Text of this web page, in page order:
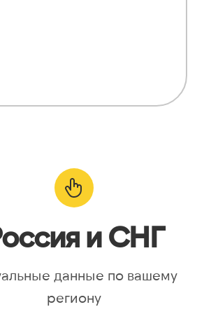
и СНГ
данные по вашему
региону